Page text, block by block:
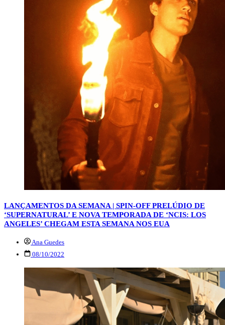
LANÇAMENTOS DA SEMANA | SPIN-OFF PRELÚDIO DE
‘SUPERNATURAL’ E NOVA TEMPORADA DE ‘NCIS: LOS
ANGELES’ CHEGAM ESTA SEMANA NOS EUA
Ana Guedes
08/10/2022